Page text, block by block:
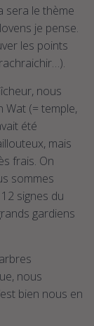
sera le thème
je pense.
les points
nous
(= temple,
été
mais
frais. On
sommes
signes du
gardiens
nous
bien nous en